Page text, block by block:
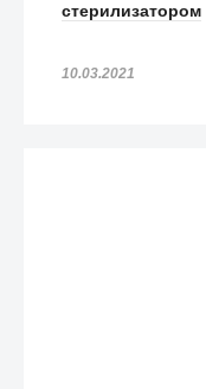
стерилизатором
10.03.2021